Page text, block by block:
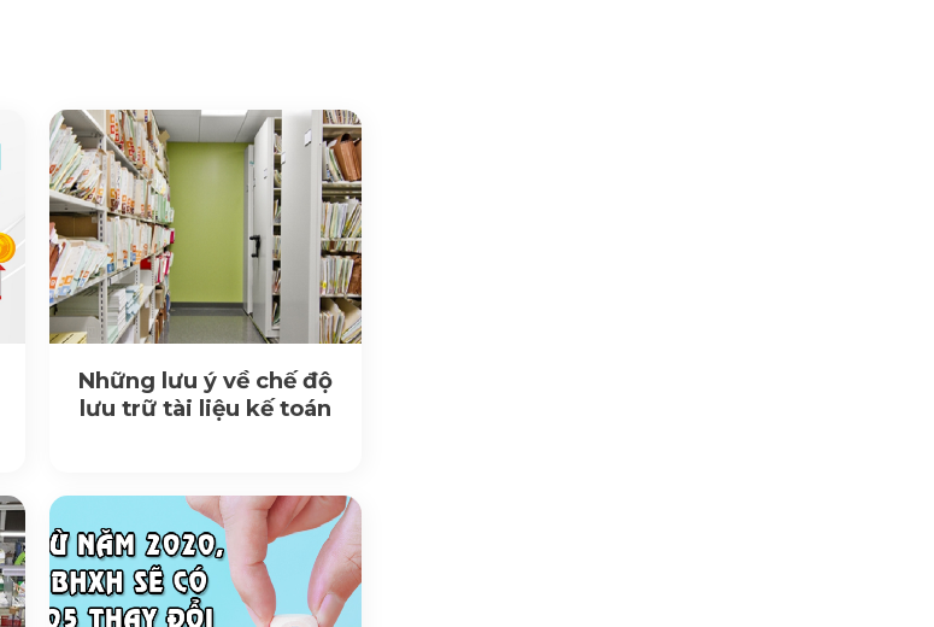
Những lưu ý về chế độ
lưu trữ tài liệu kế toán